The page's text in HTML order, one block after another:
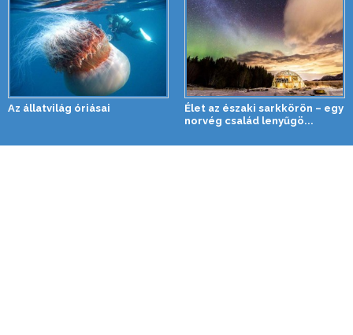
Az állatvilág óriásai
Élet az északi sarkkörön – egy
norvég család lenyűgö...